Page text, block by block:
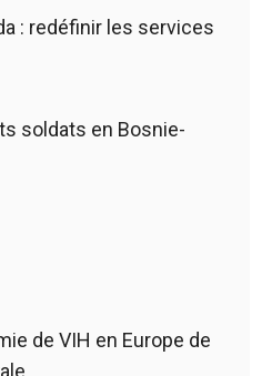
: redéfinir les services
soldats en Bosnie-
de VIH en Europe de